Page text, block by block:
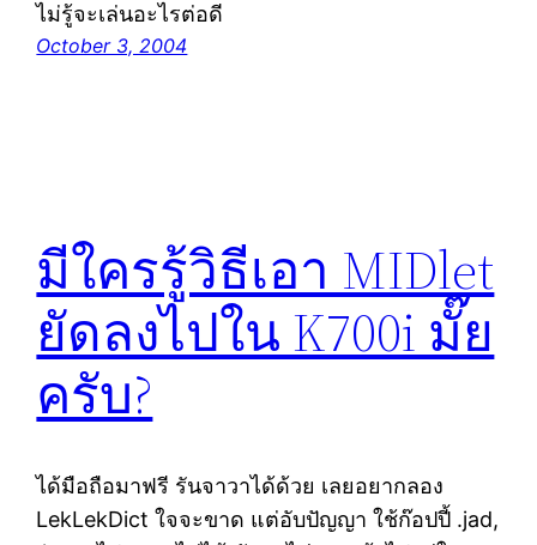
ไม่รู้จะเล่นอะไรต่อดี
October 3, 2004
มีใครรู้วิธีเอา MIDlet
ยัดลงไปใน K700i มั๊ย
ครับ?
ได้มือถือมาฟรี รันจาวาได้ด้วย เลยอยากลอง
LekLekDict ใจจะขาด แต่อับปัญญา ใช้ก๊อปปี้ .jad,